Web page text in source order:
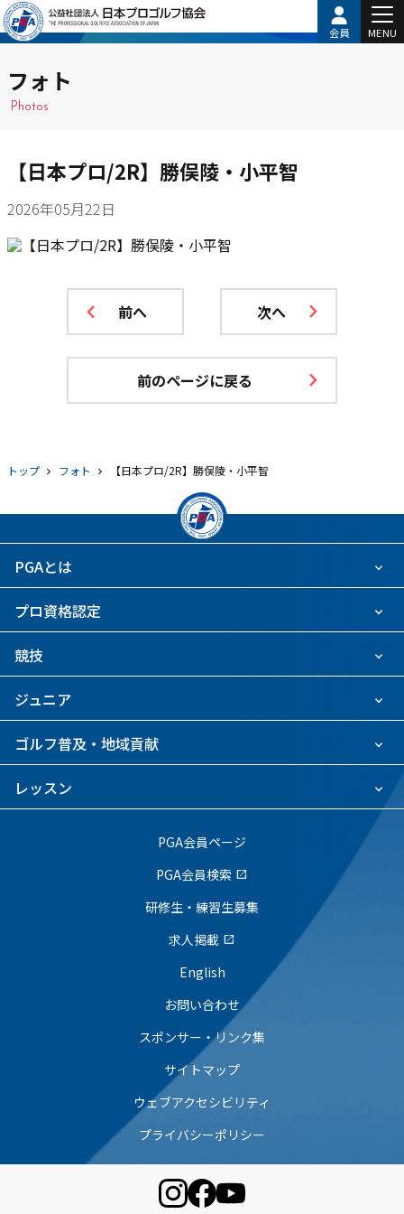
会員 MENU
フォト
Photos
【日本プロ/2R】勝俣陵・小平智
2026年05月22日
前へ 次へ
前のページに戻る
トップ フォト 【日本プロ/2R】勝俣陵・小平智
PGAとは
プロ資格認定
競技
ジュニア
ゴルフ普及・地域貢献
レッスン
PGA会員ページ
PGA会員検索 open_in_new
研修生・練習生募集
求人掲載 open_in_new
English
お問い合わせ
スポンサー・リンク集
サイトマップ
ウェブアクセシビリティ
プライバシーポリシー